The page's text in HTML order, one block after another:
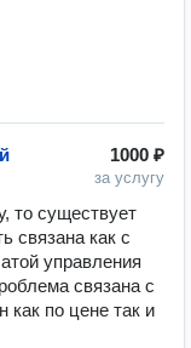
1000 ₽
за услугу
то существует
связана как с
управления
связана с
как по цене так и